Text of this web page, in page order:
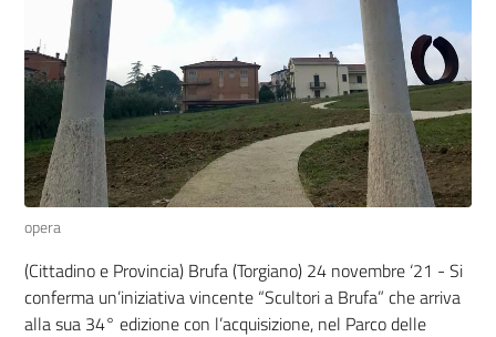
opera
(Cittadino e Provincia) Brufa (Torgiano) 24 novembre ‘21 - Si
conferma un’iniziativa vincente “Scultori a Brufa” che arriva
alla sua 34° edizione con l’acquisizione, nel Parco delle